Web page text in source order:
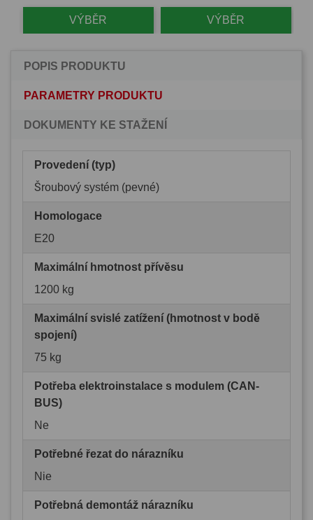
VÝBĚR VÝBĚR
POPIS PRODUKTU
PARAMETRY PRODUKTU
DOKUMENTY KE STAŽENÍ
Provedení (typ)
Šroubový systém (pevné)
Homologace
E20
Maximální hmotnost přívěsu
1200 kg
Maximální svislé zatížení (hmotnost v bodě
spojení)
75 kg
Potřeba elektroinstalace s modulem (CAN-
BUS)
Ne
Potřebné řezat do nárazníku
Nie
Potřebná demontáž nárazníku